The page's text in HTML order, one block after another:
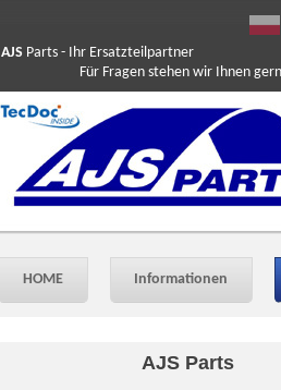
AJS Parts - Ihr Ersatzteilpartner
Für Fragen stehen wir Ihnen gerne
HOME Informationen
AJS Parts